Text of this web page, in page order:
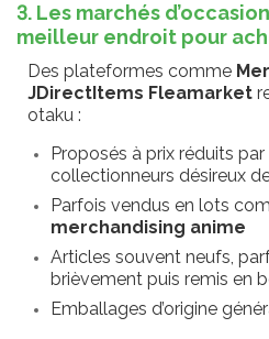
3. Les marchés
meilleur endroit pour
Des plateformes comme
JDirectItems Fleamarket
otaku :
Proposés à prix réduits
collectionneurs désireux
Parfois vendus en lots
merchandising anime
Articles souvent neufs,
brièvement puis remis en
Emballages d’origine